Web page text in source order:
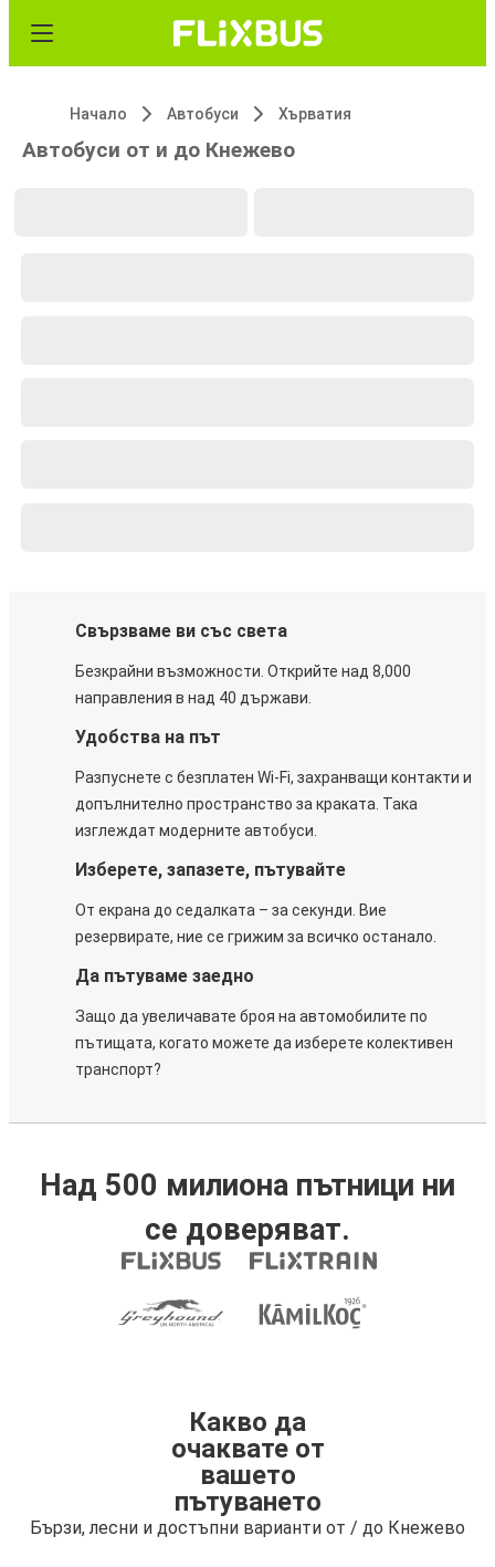
Начало Автобуси Хърватия
Автобуси от и до Кнежево
Свързваме ви със света
Безкрайни възможности. Открийте над 8,000
направления в над 40 държави.
Удобства на път
Разпуснете с безплатен Wi-Fi, захранващи контакти и
допълнително пространство за краката. Така
изглеждат модерните автобуси.
Изберете, запазете, пътувайте
От екрана до седалката – за секунди. Вие
резервирате, ние се грижим за всичко останало.
Да пътуваме заедно
Защо да увеличавате броя на автомобилите по
пътищата, когато можете да изберете колективен
транспорт?
Над 500 милиона пътници ни
се доверяват.
Какво да
очаквате от
вашето
пътуването
Бързи, лесни и достъпни варианти от / до Кнежево